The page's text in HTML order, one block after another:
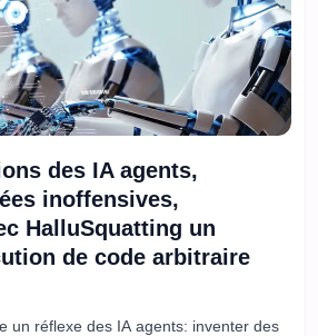
des IA agents,
inoffensives,
HalluSquatting un
de code arbitraire
un réflexe des IA agents: inventer des